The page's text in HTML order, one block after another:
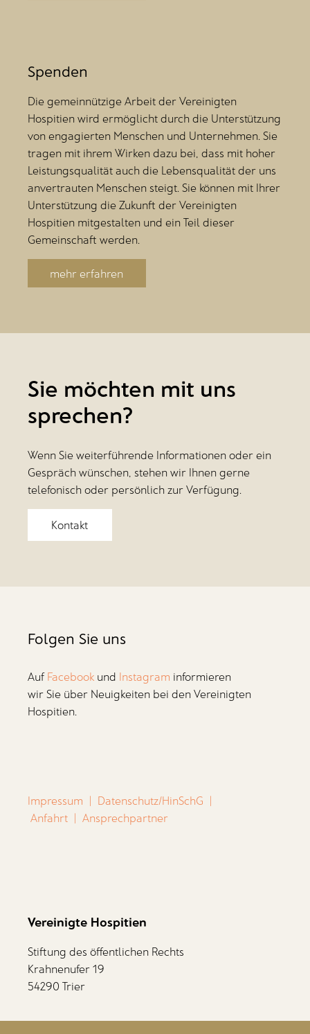
Spenden
Die gemeinnützige Arbeit der Vereinigten
Hospitien wird ermöglicht durch die Unterstützung
von engagierten Menschen und Unternehmen. Sie
tragen mit ihrem Wirken dazu bei, dass mit hoher
Leistungsqualität auch die Lebensqualität der uns
anvertrauten Menschen steigt. Sie können mit Ihrer
Unterstützung die Zukunft der Vereinigten
Hospitien mitgestalten und ein Teil dieser
Gemeinschaft werden.
mehr erfahren
Sie möchten mit uns
sprechen?
Wenn Sie weiterführende Informationen oder ein
Gespräch wünschen, stehen wir Ihnen gerne
telefonisch oder persönlich zur Verfügung.
Kontakt
Folgen Sie uns
Auf Facebook und Instagram informieren
wir Sie über Neuigkeiten bei den Vereinigten
Hospitien.
Impressum | Datenschutz/HinSchG |
Anfahrt | Ansprechpartner
Vereinigte Hospitien
Stiftung des öffentlichen Rechts
Krahnenufer 19
54290 Trier
Mitarbeiterbereich